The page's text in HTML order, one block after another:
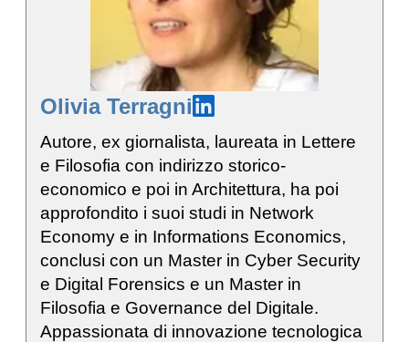
Olivia Terragni
Autore, ex giornalista, laureata in Lettere
e Filosofia con indirizzo storico-
economico e poi in Architettura, ha poi
approfondito i suoi studi in Network
Economy e in Informations Economics,
conclusi con un Master in Cyber Security
e Digital Forensics e un Master in
Filosofia e Governance del Digitale.
Appassionata di innovazione tecnologica